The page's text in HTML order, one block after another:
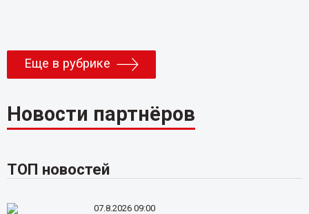
Еще в рубрике
Новости партнёров
ТОП новостей
07.8.2026 09:00